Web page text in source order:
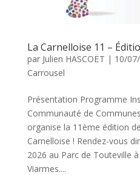
La Carnelloise 11 –
par Julien HASCOËT | 10/
Carrousel
Présentation Programme
Communauté de
organise la 11ème édition
Carnelloise ! Rendez-vous
2026 au Parc de Touteville
Viarmes....